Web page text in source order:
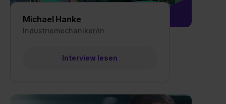
Michael Hanke
Industriemechaniker/in
Interview lesen